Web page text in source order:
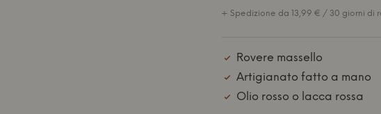
+ Spedizione da 13,99 € / 30 giorni di
Rovere massello
Artigianato fatto a mano
Olio rosso o lacca rossa